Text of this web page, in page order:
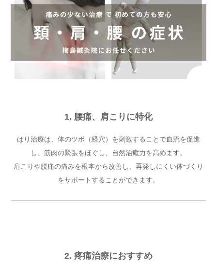
1. 腰痛、肩こりに特化
はり治療は、体のツボ（経穴）を刺激することで血流を促進
し、筋肉の緊張をほぐし、自然治癒力を高めます。
肩こりや腰痛の痛みを根本から改善し、再発しにくい体づくり
をサポートすることができます。
2. 疼痛治療におすすめ